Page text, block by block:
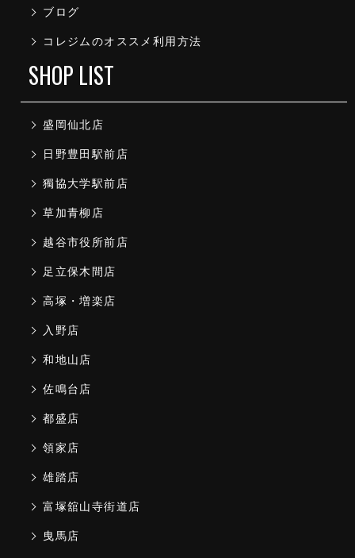
ブログ
コレジムのオススメ利用方法
SHOP LIST
盛岡仙北店
日野豊田駅前店
獨協大学駅前店
草加青柳店
越谷市役所前店
足立保木間店
高塚・増楽店
入野店
和地山店
佐鳴台店
都盛店
領家店
雄踏店
富塚舘山寺街道店
曳馬店